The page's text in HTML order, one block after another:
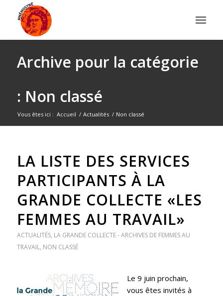
Archive pour la catégorie
: Non classé
Vous êtes ici : Accueil / Actualités / Non classé
LA LISTE DES SERVICES
PARTICIPANTS À LA
GRANDE COLLECTE «LES
FEMMES AU TRAVAIL»
ACTUALITÉS, LA GRANDE COLLECTE - ARCHIVES DE FEMMES AU
TRAVAIL, NON CLASSÉ
Le 9 juin prochain,
vous êtes invités à